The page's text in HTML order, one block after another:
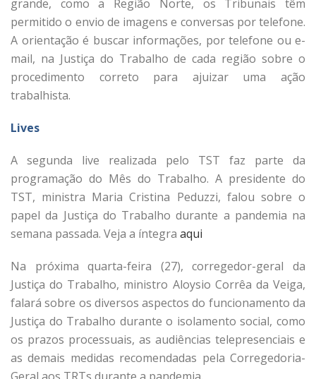
grande, como a Região Norte, os Tribunais têm
permitido o envio de imagens e conversas por telefone.
A orientação é buscar informações, por telefone ou e-
mail, na Justiça do Trabalho de cada região sobre o
procedimento correto para ajuizar uma ação
trabalhista.
Lives
A segunda live realizada pelo TST faz parte da
programação do Mês do Trabalho. A presidente do
TST, ministra Maria Cristina Peduzzi, falou sobre o
papel da Justiça do Trabalho durante a pandemia na
semana passada. Veja a íntegra aqui
Na próxima quarta-feira (27), corregedor-geral da
Justiça do Trabalho, ministro Aloysio Corrêa da Veiga,
falará sobre os diversos aspectos do funcionamento da
Justiça do Trabalho durante o isolamento social, como
os prazos processuais, as audiências telepresenciais e
as demais medidas recomendadas pela Corregedoria-
Geral aos TRTs durante a pandemia.